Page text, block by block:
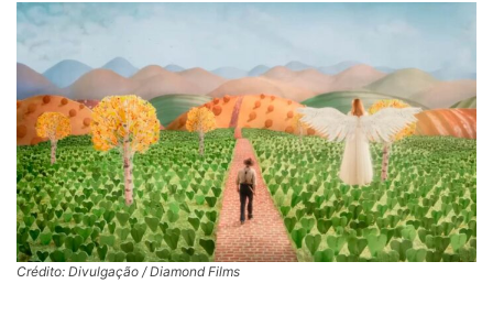
Crédito: Divulgação / Diamond Films